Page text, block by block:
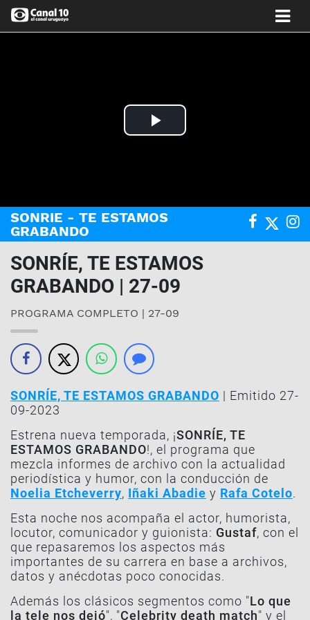
Play
SONRIE - TE ESTAMOS
GRABANDO
SONRÍE, TE ESTAMOS
GRABANDO | 27-09
PROGRAMA COMPLETO | 27-09
SONRÍE, TE ESTAMOS GRABANDO | Emitido 27-
09-2023
Estrena nueva temporada, ¡SONRÍE, TE
ESTAMOS GRABANDO!, el programa que
mezcla informes de archivo con la actualidad
periodística y humor, con la conducción de
Noelia Etcheverry, Iñaki Abadie y Rafa Cotelo.
Esta noche nos acompaña el actor, humorista,
locutor, comunicador y guionista: Gustaf, con el
que repasaremos los aspectos más
importantes de su carrera en base a archivos,
datos y anécdotas poco conocidas.
Además los clásicos segmentos como "Lo que
la tele nos dejó", "Celebrity death match" y el